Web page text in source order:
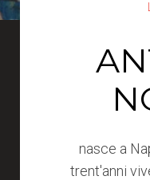
nasce a
trent'anni